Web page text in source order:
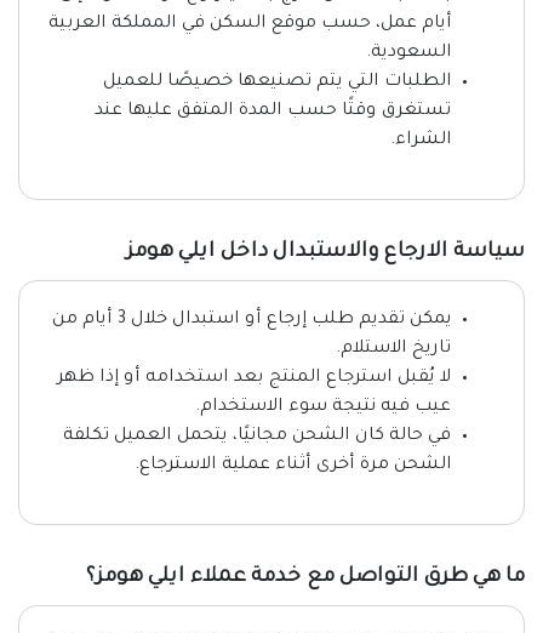
أيام عمل، حسب موقع السكن في المملكة العربية
السعودية.
الطلبات التي يتم تصنيعها خصيصًا للعميل
تستغرق وقتًا حسب المدة المتفق عليها عند
الشراء.
سياسة الارجاع والاستبدال داخل ايلي هومز
يمكن تقديم طلب إرجاع أو استبدال خلال 3 أيام من
تاريخ الاستلام.
لا يُقبل استرجاع المنتج بعد استخدامه أو إذا ظهر
عيب فيه نتيجة سوء الاستخدام.
في حالة كان الشحن مجانيًا، يتحمل العميل تكلفة
الشحن مرة أخرى أثناء عملية الاسترجاع.
ما هي طرق التواصل مع خدمة عملاء ايلي هومز؟